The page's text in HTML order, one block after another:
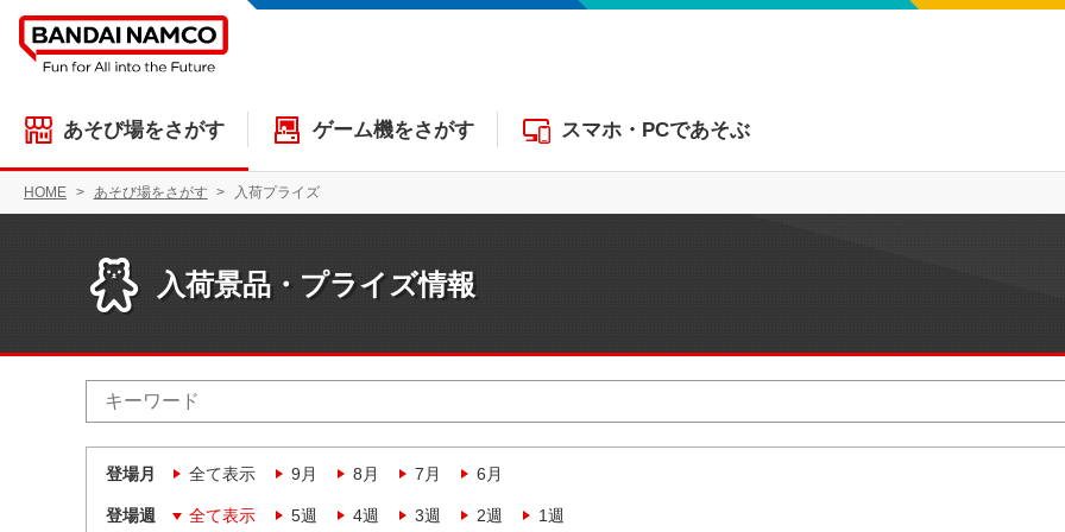
あそび場をさがす ゲーム機をさがす スマホ・PCであそぶ
HOME あそび場をさがす 入荷プライズ
入荷景品・プライズ情報
登場月 全て表示 9月 8月 7月 6月
登場週 全て表示 5週 4週 3週 2週 1週